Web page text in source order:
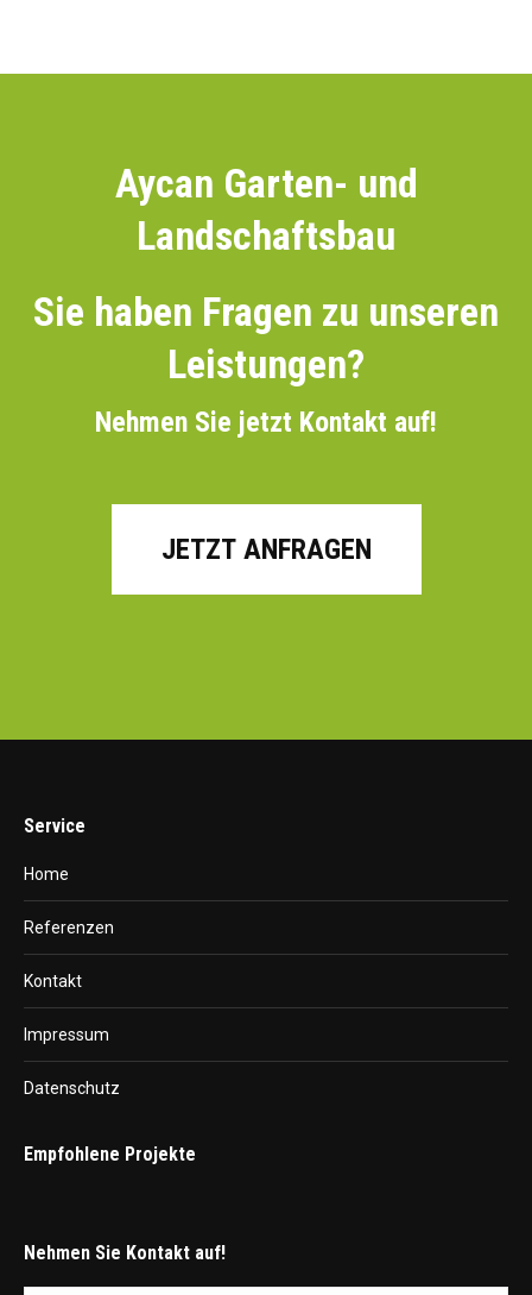
Aycan Garten- und
Landschaftsbau
Sie haben Fragen zu unseren
Leistungen?
Nehmen Sie jetzt Kontakt auf!
JETZT ANFRAGEN
Service
Home
Referenzen
Kontakt
Impressum
Datenschutz
Empfohlene Projekte
Nehmen Sie Kontakt auf!